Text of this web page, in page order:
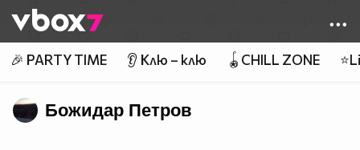
👾
🎉 PARTY TIME 👂 Клю – клю 🪀CHILL ZONE
Божидар Петров